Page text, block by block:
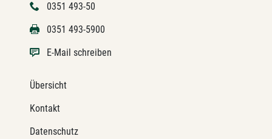
0351 493-50
0351 493-5900
E-Mail schreiben
Übersicht
Kontakt
Datenschutz